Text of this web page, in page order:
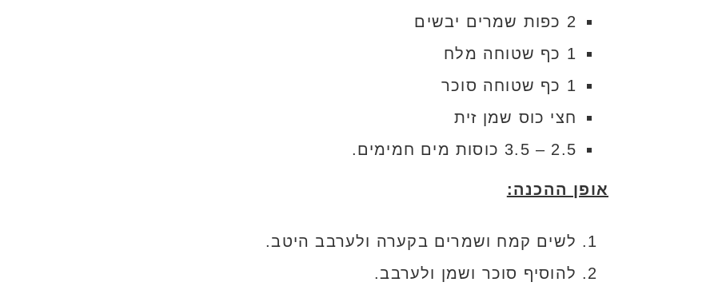
2 כפות שמרים יבשים
1 כף שטוחה מלח
1 כף שטוחה סוכר
חצי כוס שמן זית
2.5 – 3.5 כוסות מים חמימים.
אופן ההכנה:
לשים קמח ושמרים בקערה ולערבב היטב.
להוסיף סוכר ושמן ולערבב.